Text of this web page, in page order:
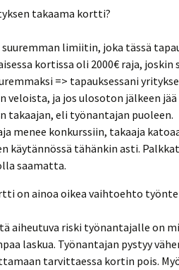
takaama kortti?
limiitin, joka tässä
kortissa oli 2000€ raja, joskin
=> tapauksessani
veloista, ja jos ulosoton jälkeen
takaajan, eli työnantajan puoleen.
menee konkurssiin, takaaja
käytännössä tähänkin asti.
saamatta.
on ainoa oikea vaihtoehto
aiheutuva riski työnantajalle on
laskua. Työnantajan pystyy
tarvittaessa kortin pois.